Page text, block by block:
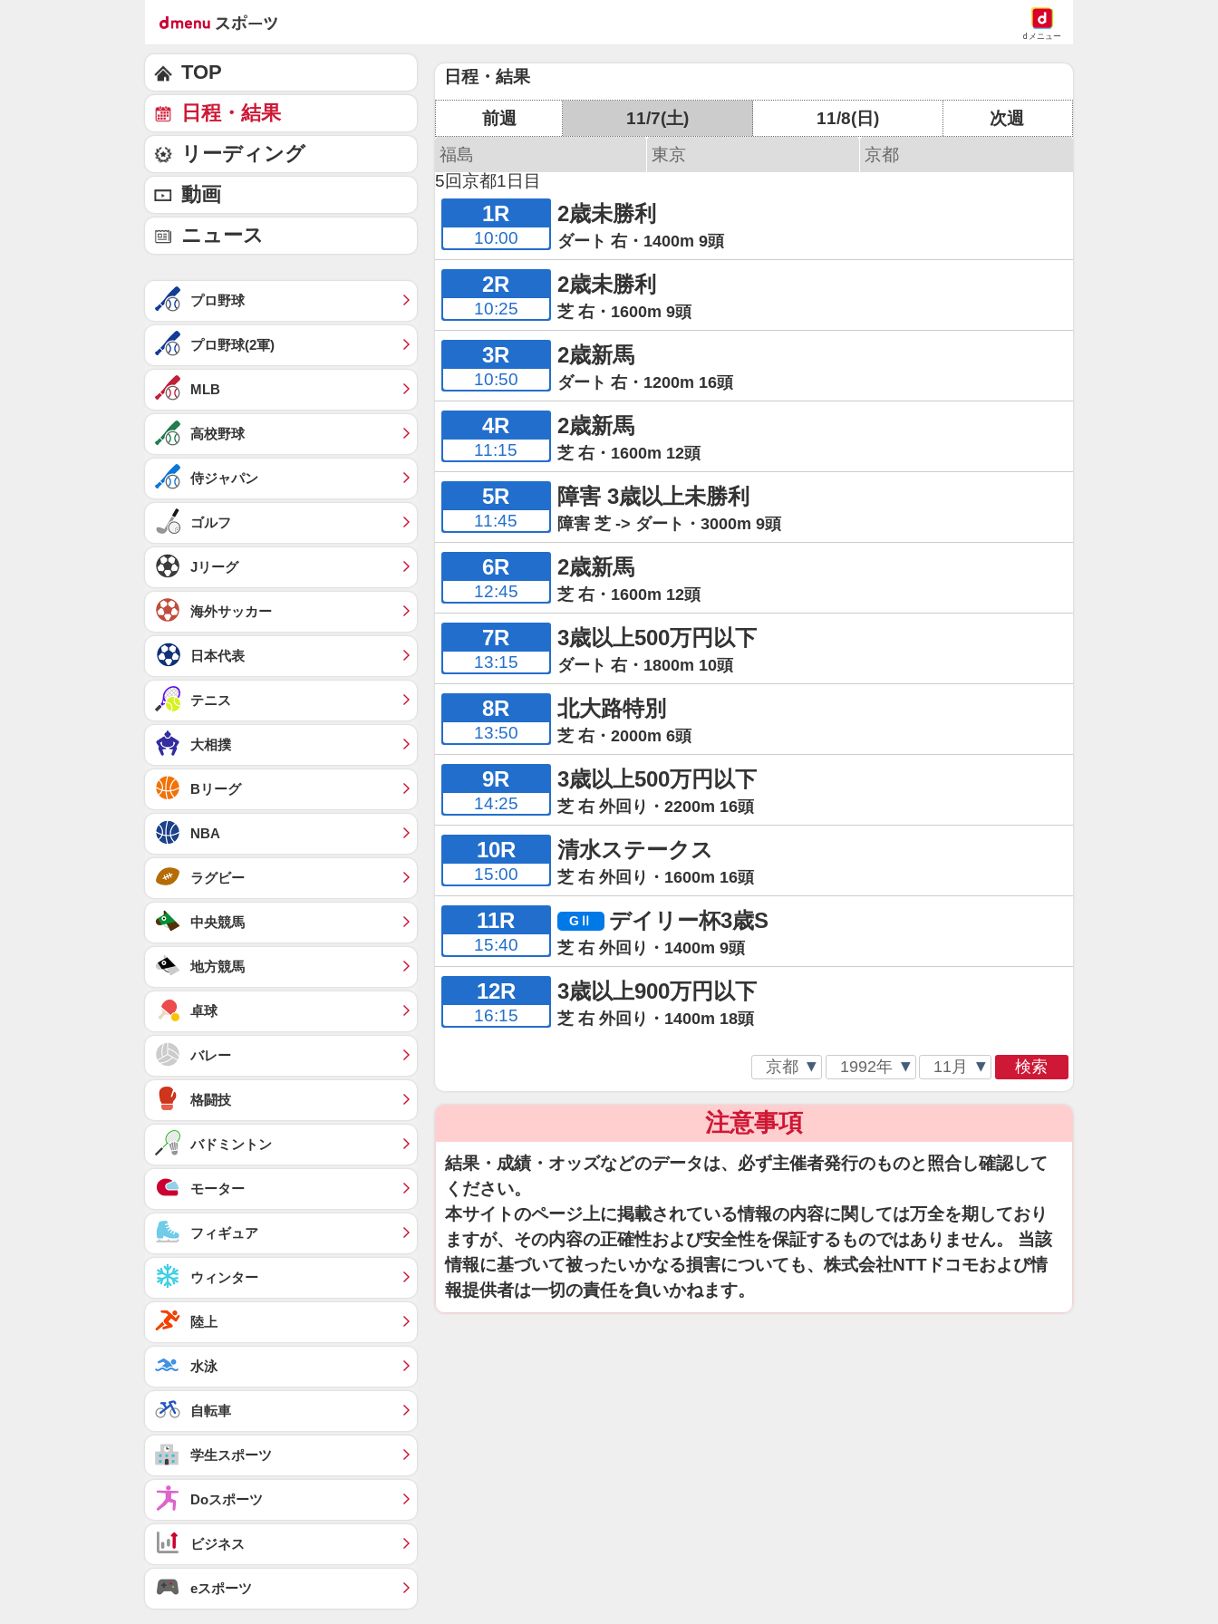
dメニュー
日程・結果
前週 11/7(土) 11/8(日)
次週
福島
東京
京都
5回京都1日目
1R
10:00
2歳未勝利
ダート 右・1400m 9頭
2R
10:25
2歳未勝利
芝 右・1600m 9頭
3R
10:50
2歳新馬
ダート 右・1200m 16頭
4R
11:15
2歳新馬
芝 右・1600m 12頭
5R
11:45
障害 3歳以上未勝利
障害 芝 -> ダート・3000m 9頭
6R
12:45
2歳新馬
芝 右・1600m 12頭
7R
13:15
3歳以上500万円以下
ダート 右・1800m 10頭
8R
13:50
北大路特別
芝 右・2000m 6頭
9R
14:25
3歳以上500万円以下
芝 右 外回り・2200m 16頭
10R
15:00
清水ステークス
芝 右 外回り・1600m 16頭
11R
15:40
デイリー杯3歳S
芝 右 外回り・1400m 9頭
12R
16:15
3歳以上900万円以下
芝 右 外回り・1400m 18頭
検索
注意事項
結果・成績・オッズなどのデータは、必ず主催者発行のものと照合し確認して
ください。
本サイトのページ上に掲載されている情報の内容に関しては万全を期しており
ますが、その内容の正確性および安全性を保証するものではありません。 当該
情報に基づいて被ったいかなる損害についても、株式会社NTTドコモおよび情
報提供者は一切の責任を負いかねます。
TOP
日程・結果
リーディング
動画
ニュース
プロ野球
プロ野球(2軍)
MLB
高校野球
侍ジャパン
ゴルフ
Jリーグ
海外サッカー
日本代表
テニス
大相撲
Bリーグ
NBA
ラグビー
中央競馬
地方競馬
卓球
バレー
格闘技
バドミントン
モーター
フィギュア
ウィンター
陸上
水泳
自転車
学生スポーツ
Doスポーツ
ビジネス
eスポーツ